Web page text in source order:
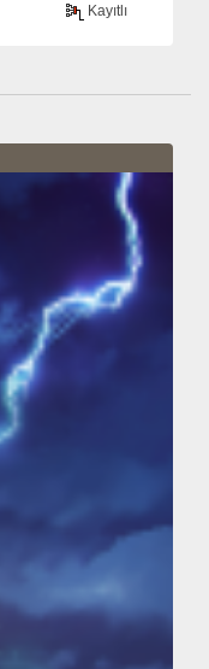
Kayıtlı